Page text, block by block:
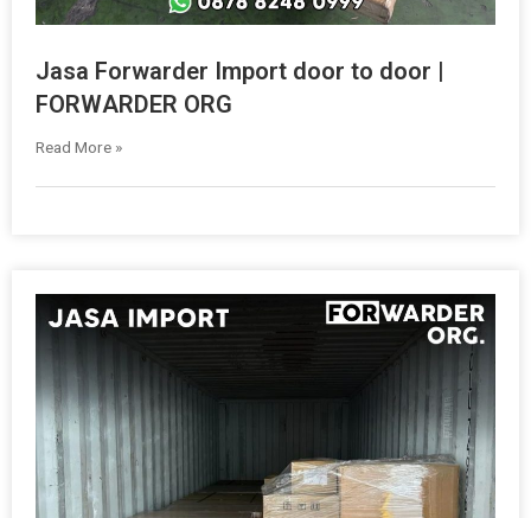
Jasa Forwarder Import door to door |
FORWARDER ORG
Read More »